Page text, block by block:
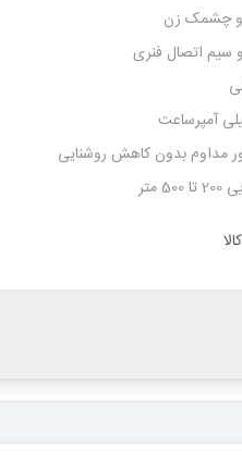
و سیم اتصال فنری